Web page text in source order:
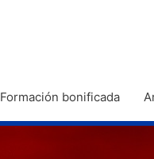
Formación bonificada